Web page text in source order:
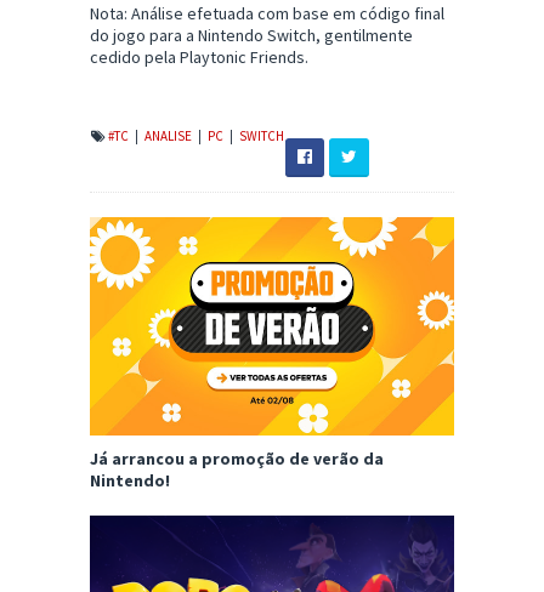
Nota: Análise efetuada com base em código final
do jogo para a Nintendo Switch, gentilmente
cedido pela Playtonic Friends.
#TC ANALISE PC SWITCH
Já arrancou a promoção de verão da
Nintendo!